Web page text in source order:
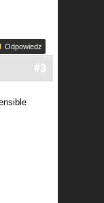
Odpowiedz
#3